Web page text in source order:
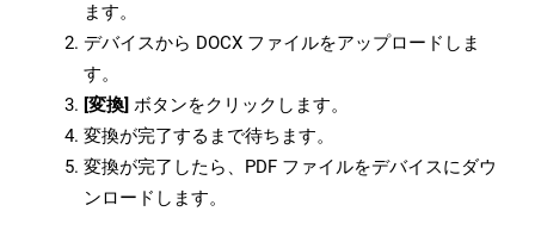
ます。
デバイスから DOCX ファイルをアップロードしま
す。
[変換] ボタンをクリックします。
変換が完了するまで待ちます。
変換が完了したら、PDF ファイルをデバイスにダウ
ンロードします。